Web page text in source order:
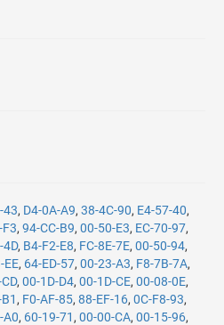
43, D4-0A-A9,38-4C-90, E4-57-40,
,94-CC-B9,00-50-E3, EC-70-97,
4D, B4-F2-E8, FC-8E-7E,00-50-94,
EE, 64-ED-57,00-23-A3, F8-7B-7A,
,00-1D-D4,00-1D-CE,00-08-0E,
, F0-AF-85,88-EF-16,0C-F8-93,
A0, 60-19-71 ,00-00-CA,00-15-96,